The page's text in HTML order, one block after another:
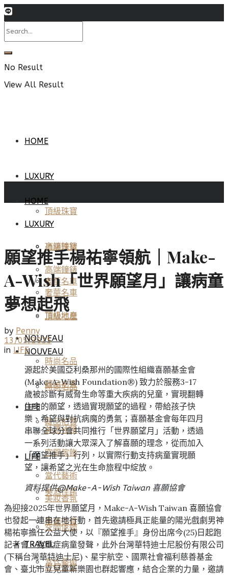
No Result
View All Result
HOME
LUXURY
頂級珠寶
高端鐘錶
奢華名車
頂級地產
NOUVEAU
時尚名品
藏品拍賣
LIFE
美酒佳餚
空間傢飾
當代藝術
HOME
LUXURY
頂級珠寶
高端鐘錶
奢華名車
頂級地產
NOUVEAU
時尚名品
藏品拍賣
LIFE
美酒佳餚
空間傢飾
當代藝術
美妝香氛
醫美保養
TRAVEL
度假天堂
願望推手楊祐寧領航｜Make-
A-Wish「世界願望月」讓病童
夢想起飛
by Penny
13/05/2025
in LIFE
源起於美國亞利桑那州的國際性組織喜願基金會
(Make-A-Wish Foundation®) 致力於服務3-17
歲被診斷有威脅生命等重大疾病的兒童，實現翻轉
生命的願望，透過實現願望的過程，帶給孩子快
樂、希望與對抗病魔的勇氣；喜願基金會每年四月
串聯全球分會共同推行「世界願望月」活動，透過
一系列活動讓大眾深入了解喜願的理念，從而加入
「願望推手」行列，以實際行動支持病童實現願
望，讓希望之光在生命旅程中綻放。
資料提供@Make-A-Wish Taiwan 喜願協會
為迎接2025年世界願望月，Make-A-Wish Taiwan 喜願協會
也發起一連串在地行動，首先邀請極具正能量的陽光戲劇男神
楊祐寧擔任公益大使，以『願望推手』身份出席今(25)日起跑
記者會，為重症病童發聲，此外台灣華特迪士尼股份有限公司
(下稱台灣華特迪士尼)、星宇航空、國票社會福利慈善基金
會、臺北市立兒童新樂園也群起響應，結合企業的力量，邀請